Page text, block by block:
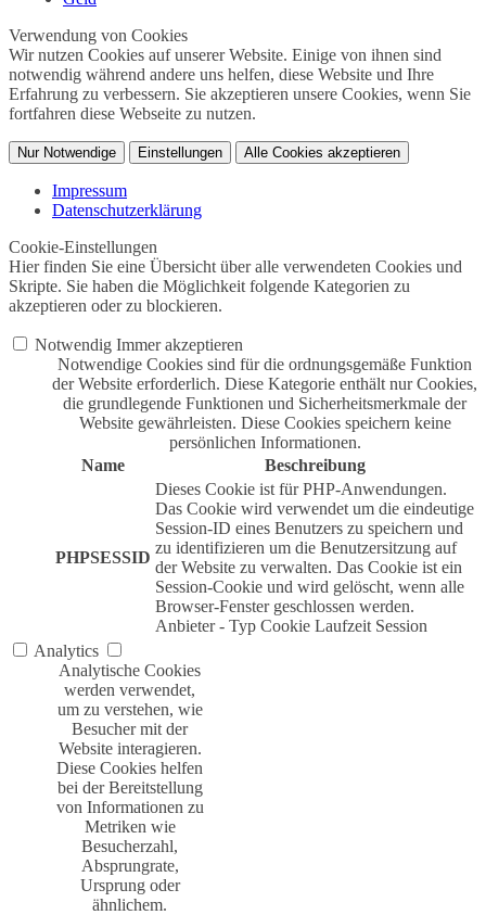
Verwendung von Cookies
Wir nutzen Cookies auf unserer Website. Einige von ihnen sind
notwendig während andere uns helfen, diese Website und Ihre
Erfahrung zu verbessern. Sie akzeptieren unsere Cookies, wenn Sie
fortfahren diese Webseite zu nutzen.
Nur Notwendige Einstellungen Alle Cookies akzeptieren
Impressum
Datenschutzerklärung
Cookie-Einstellungen
Hier finden Sie eine Übersicht über alle verwendeten Cookies und
Skripte. Sie haben die Möglichkeit folgende Kategorien zu
akzeptieren oder zu blockieren.
Notwendig Immer akzeptieren
Notwendige Cookies sind für die ordnungsgemäße Funktion
der Website erforderlich. Diese Kategorie enthält nur Cookies,
die grundlegende Funktionen und Sicherheitsmerkmale der
Website gewährleisten. Diese Cookies speichern keine
persönlichen Informationen.
Name
Beschreibung
PHPSESSID
Dieses Cookie ist für PHP-Anwendungen.
Das Cookie wird verwendet um die eindeutige
Session-ID eines Benutzers zu speichern und
zu identifizieren um die Benutzersitzung auf
der Website zu verwalten. Das Cookie ist ein
Session-Cookie und wird gelöscht, wenn alle
Browser-Fenster geschlossen werden.
Anbieter - Typ Cookie Laufzeit Session
Analytics
Analytische Cookies
werden verwendet,
um zu verstehen, wie
Besucher mit der
Website interagieren.
Diese Cookies helfen
bei der Bereitstellung
von Informationen zu
Metriken wie
Besucherzahl,
Absprungrate,
Ursprung oder
ähnlichem.